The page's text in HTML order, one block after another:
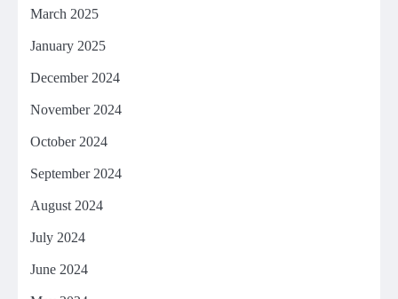
March 2025
January 2025
December 2024
November 2024
October 2024
September 2024
August 2024
July 2024
June 2024